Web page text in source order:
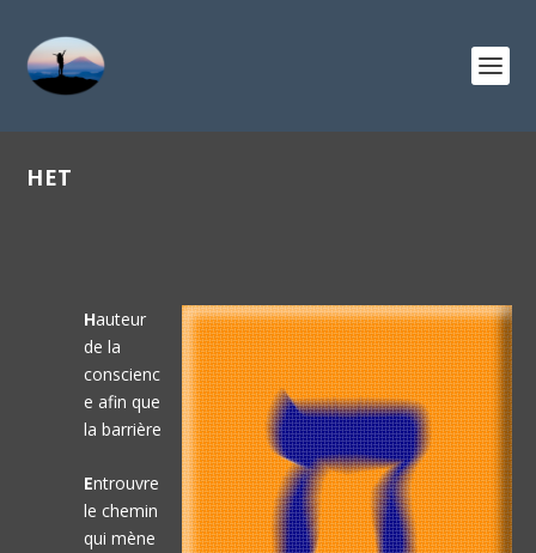
HET
Hauteur
de la
conscienc
e afin que
la barrière
Entrouvre
le chemin
qui mène